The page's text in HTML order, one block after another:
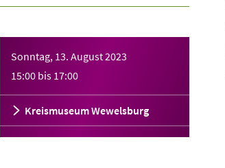
Sonntag, 13. August 2023
15:00 bis 17:00
Kreismuseum Wewelsburg